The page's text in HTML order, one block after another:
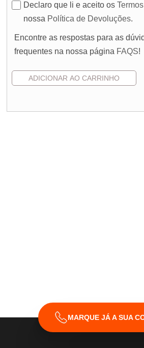
Declaro que li e aceito os
nossa Política de Devoluções.
Encontre as respostas para as
frequentes na nossa página FAQS!
Pedido de Orçamento
MARQUE JÁ A SUA